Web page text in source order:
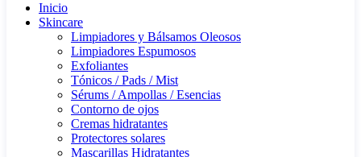
Inicio
Skincare
Limpiadores y Bálsamos Oleosos
Limpiadores Espumosos
Exfoliantes
Tónicos / Pads / Mist
Sérums / Ampollas / Esencias
Contorno de ojos
Cremas hidratantes
Protectores solares
Mascarillas Hidratantes